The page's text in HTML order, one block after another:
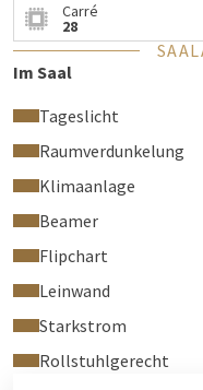
Carré
28
Im Saal
Tageslicht
Raumverdunkelung
Klimaanlage
Beamer
Flipchart
Leinwand
Starkstrom
Rollstuhlgerecht